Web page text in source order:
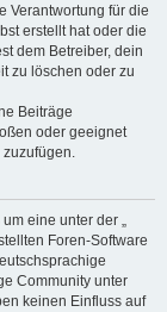
Verantwortung für die
erstellt hat oder die
dem Betreiber, dein
zu löschen oder zu
Beiträge
oder geeignet
eine unter der „
Foren-Software
Community unter
keinen Einfluss auf